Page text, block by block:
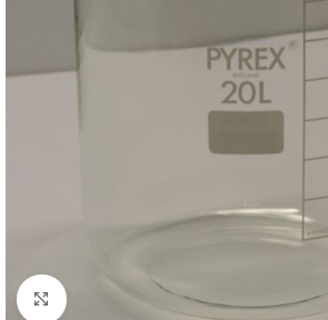
Clicca per ingrandire